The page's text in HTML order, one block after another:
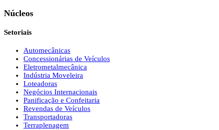
Núcleos
Setoriais
Automecânicas
Concessionárias de Veículos
Eletrometalmecânica
Indústria Moveleira
Loteadoras
Negócios Internacionais
Panificação e Confeitaria
Revendas de Veículos
Transportadoras
Terraplenagem